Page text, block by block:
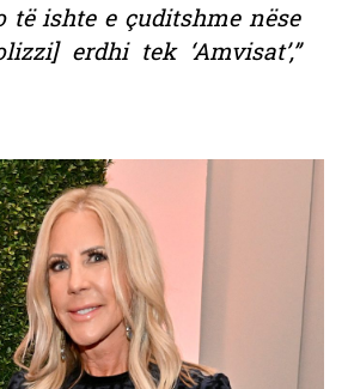
të ishte e çuditshme nëse
erdhi tek ‘Amvisat’,”